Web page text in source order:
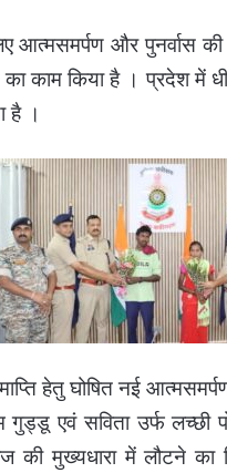
आत्मसमर्पण और पुनर्वास
का काम किया है । प्रदेश में
है ।
हेतु घोषित नई
गुड्डू एवं सविता उर्फ
मुख्यधारा में लौटने का